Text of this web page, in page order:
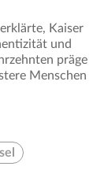
Kaiser
und
präge
Menschen